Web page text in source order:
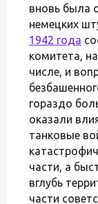
вновь была
немецких
1942 года
комитета,
числе, и
гораздо
оказали
танковые
части, а
вглубь
части